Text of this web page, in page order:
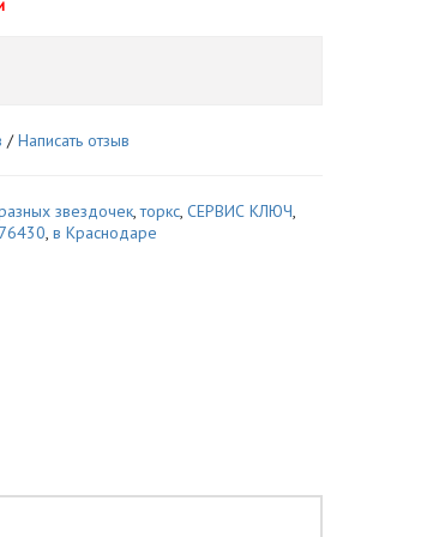
/Написать отзыв
звездочек,торкс,СЕРВИС КЛЮЧ,
76430,в Краснодаре